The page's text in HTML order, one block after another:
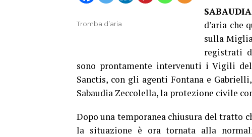
Tromba d’aria
SABAUDIA
d’aria che
sulla
registrati
sono prontamente intervenuti i Vigili
Sanctis, con gli agenti Fontana e
Sabaudia Zeccolella, la protezione civile
Dopo una temporanea chiusura del tratto
la situazione è ora tornata alla